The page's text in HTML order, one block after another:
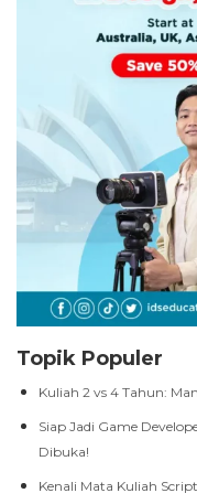
Topik Populer
Kuliah 2 vs 4 Tahun:
Siap Jadi Game
Dibuka!
Kenali Mata Kuliah